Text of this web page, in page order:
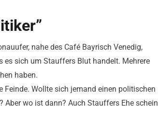
nahe des Café Bayrisch Venedig,
es sich um Stauffers Blut handelt. Mehrere
haben.
Wollte sich jemand einen politischen
wo ist dann? Auch Stauffers Ehe